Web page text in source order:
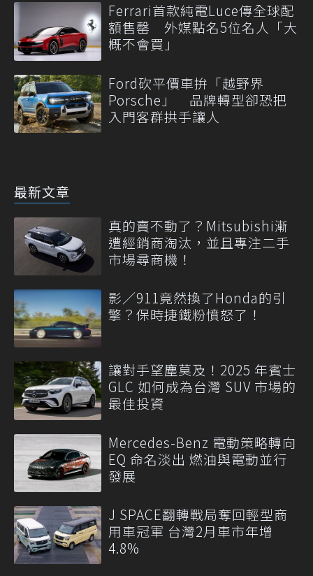
Ferrari首款純電Luce傳全球配
額售罄 外媒點名5位名人「大
概不會買」
Ford砍平價車拚「越野界
Porsche」 品牌轉型卻恐把
入門客群拱手讓人
最新文章
真的賣不動了？Mitsubishi漸
遭經銷商淘汰，並且專注二手
市場尋商機！
影／911竟然換了Honda的引
擎？保時捷鐵粉憤怒了！
讓對手望塵莫及！2025 年賓士
GLC 如何成為台灣 SUV 市場的
最佳投資
Mercedes-Benz 電動策略轉向
EQ 命名淡出 燃油與電動並行
發展
J SPACE翻轉戰局奪回輕型商
用車冠軍 台灣2月車市年增
4.8%